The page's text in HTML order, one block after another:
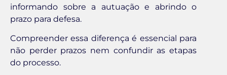
informando sobre a autuação e abrindo o
prazo para defesa.
Compreender essa diferença é essencial para
não perder prazos nem confundir as etapas
do processo.